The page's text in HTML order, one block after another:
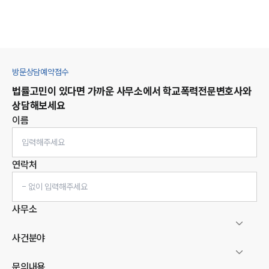
방문상담예약접수
법률고민이 있다면 가까운 사무소에서 학교폭력전문변호사와
상담해보세요
이름
연락처
사무소
사건분야